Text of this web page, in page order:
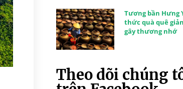
Tương bần Hưng
thức quà quê
gây thương nhớ
Theo dõi chúng